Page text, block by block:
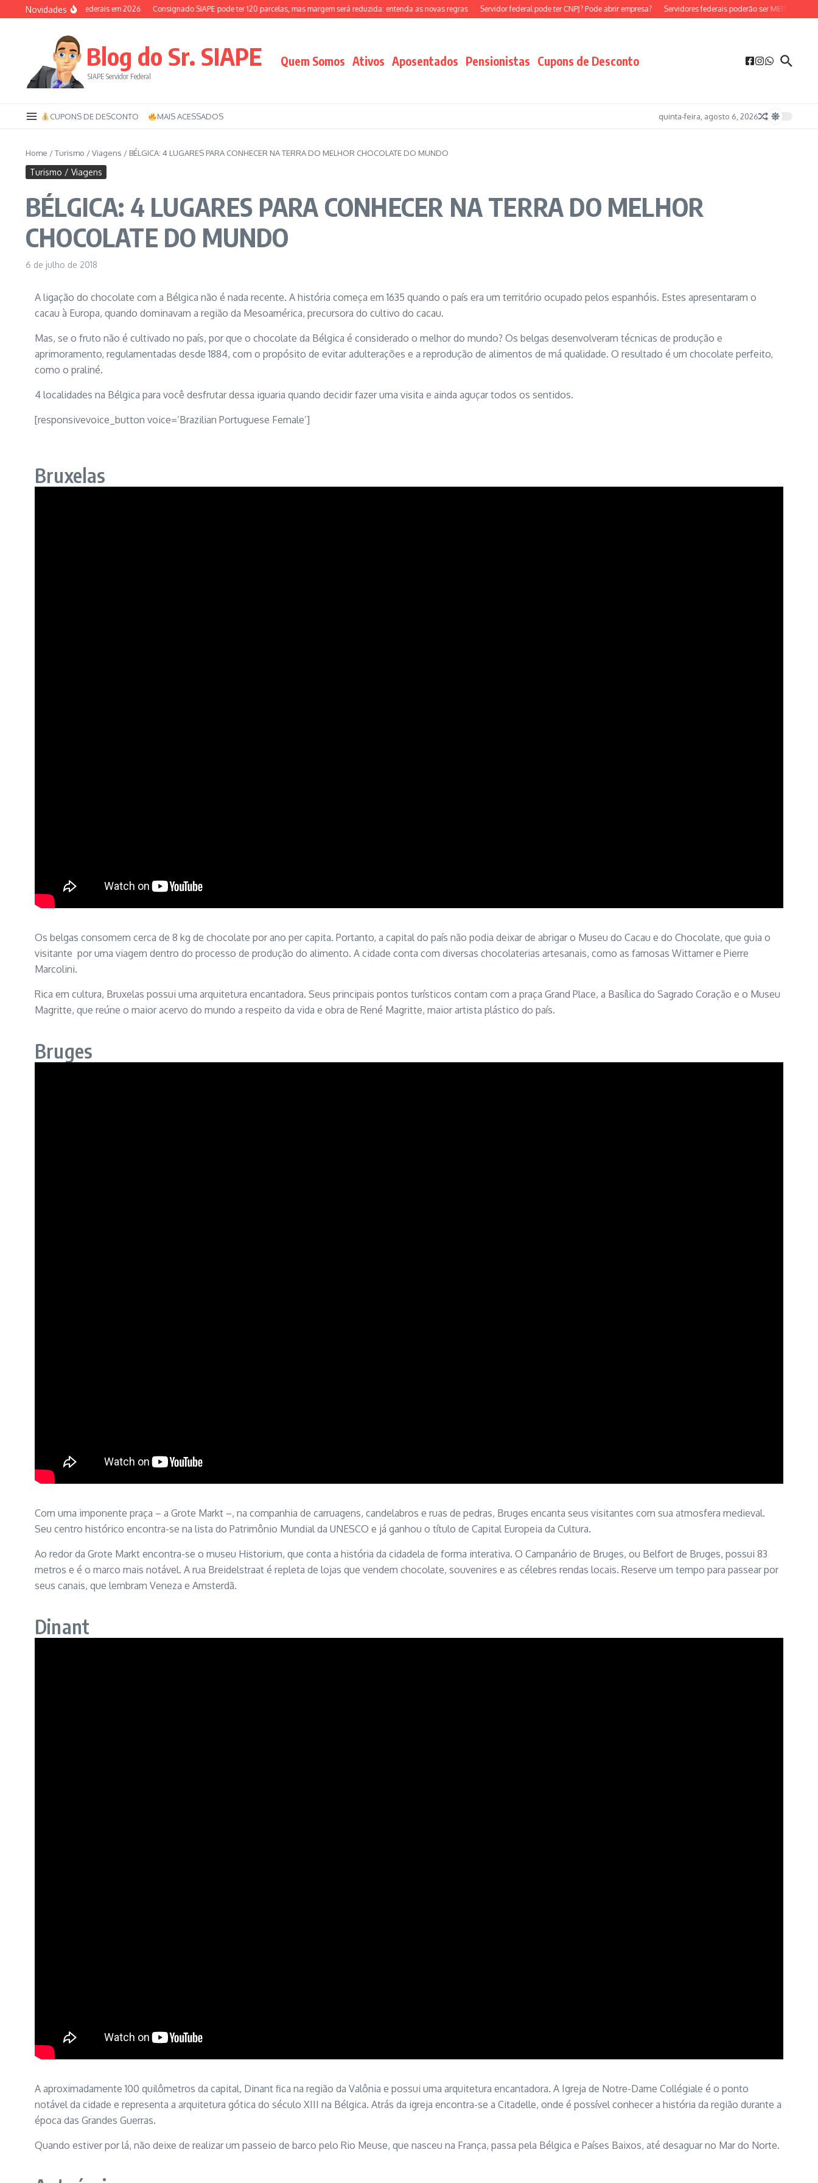
Ir para o conteúdo
Novidades
dos servidores federais em 2026 Consignado SIAPE pode ter 120 parcelas, mas margem será reduzida: entenda as novas regras Servidor federal pode ter CNPJ? Pode abrir empresa? Servidores federais poderão ser MEI?
Blog do Sr. SIAPE
SIAPE Servidor Federal
Quem Somos Ativos Aposentados Pensionistas Cupons de Desconto
CUPONS DE DESCONTO MAIS ACESSADOS quinta-feira, agosto 6, 2026
Home /Turismo / Viagens / BÉLGICA: 4 LUGARES PARA CONHECER NA TERRA DO MELHOR CHOCOLATE DO MUNDO
Turismo / Viagens
BÉLGICA: 4 LUGARES PARA CONHECER NA TERRA DO MELHOR
CHOCOLATE DO MUNDO
6 de julho de 2018
A ligação do chocolate com a Bélgica não é nada recente. A história começa em 1635 quando o país era um território ocupado pelos espanhóis. Estes apresentaram o
cacau à Europa, quando dominavam a região da Mesoamérica, precursora do cultivo do cacau.
Mas, se o fruto não é cultivado no país, por que o chocolate da Bélgica é considerado o melhor do mundo? Os belgas desenvolveram técnicas de produção e
aprimoramento, regulamentadas desde 1884, com o propósito de evitar adulterações e a reprodução de alimentos de má qualidade. O resultado é um chocolate perfeito,
como o praliné.
4 localidades na Bélgica para você desfrutar dessa iguaria quando decidir fazer uma visita e ainda aguçar todos os sentidos.
[responsivevoice_button voice=’Brazilian Portuguese Female’]
Bruxelas
Os belgas consomem cerca de 8 kg de chocolate por ano per capita. Portanto, a capital do país não podia deixar de abrigar o Museu do Cacau e do Chocolate, que guia o
visitante por uma viagem dentro do processo de produção do alimento. A cidade conta com diversas chocolaterias artesanais, como as famosas Wittamer e Pierre
Marcolini.
Rica em cultura, Bruxelas possui uma arquitetura encantadora. Seus principais pontos turísticos contam com a praça Grand Place, a Basílica do Sagrado Coração e o Museu
Magritte, que reúne o maior acervo do mundo a respeito da vida e obra de René Magritte, maior artista plástico do país.
Bruges
Com uma imponente praça – a Grote Markt –, na companhia de carruagens, candelabros e ruas de pedras, Bruges encanta seus visitantes com sua atmosfera medieval.
Seu centro histórico encontra-se na lista do Patrimônio Mundial da UNESCO e já ganhou o título de Capital Europeia da Cultura.
Ao redor da Grote Markt encontra-se o museu Historium, que conta a história da cidadela de forma interativa. O Campanário de Bruges, ou Belfort de Bruges, possui 83
metros e é o marco mais notável. A rua Breidelstraat é repleta de lojas que vendem chocolate, souvenires e as célebres rendas locais. Reserve um tempo para passear por
seus canais, que lembram Veneza e Amsterdã.
Dinant
A aproximadamente 100 quilômetros da capital, Dinant fica na região da Valônia e possui uma arquitetura encantadora. A Igreja de Notre-Dame Collégiale é o ponto
notável da cidade e representa a arquitetura gótica do século XIII na Bélgica. Atrás da igreja encontra-se a Citadelle, onde é possível conhecer a história da região durante a
época das Grandes Guerras.
Quando estiver por lá, não deixe de realizar um passeio de barco pelo Rio Meuse, que nasceu na França, passa pela Bélgica e Países Baixos, até desaguar no Mar do Norte.